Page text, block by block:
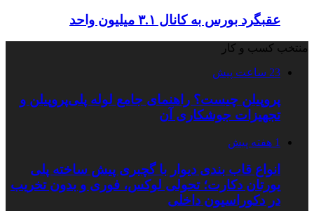
عقبگرد بورس به کانال ۳.۱ میلیون واحد
منتخب کسب و کار
23 ساعت پیش
پروپیلن چیست؟ راهنمای جامع لوله پلی‌پروپیلن و
تجهیزات جوشکاری آن
1 هفته پیش
انواع قاب بندی دیوار با گچبری پیش ساخته پلی
یورتان دکارت؛ تحولی لوکس، فوری و بدون تخریب
در دکوراسیون داخلی